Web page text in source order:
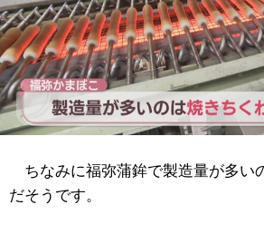
ちなみに福弥蒲鉾で製造量が多い
だそうです。